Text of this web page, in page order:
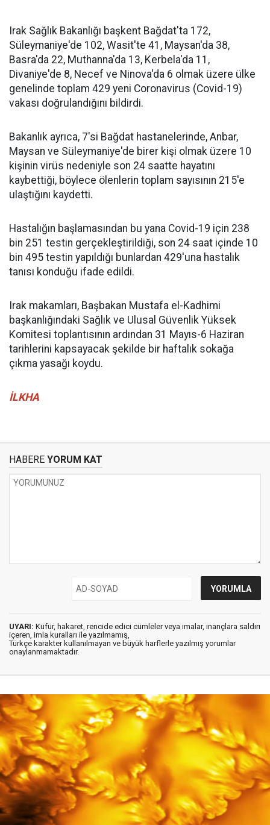
Irak Sağlık Bakanlığı başkent Bağdat'ta 172,
Süleymaniye'de 102, Wasit'te 41, Maysan'da 38,
Basra'da 22, Muthanna'da 13, Kerbela'da 11,
Divaniye'de 8, Necef ve Ninova'da 6 olmak üzere ülke
genelinde toplam 429 yeni Coronavirus (Covid-19)
vakası doğrulandığını bildirdi.
Bakanlık ayrıca, 7'si Bağdat hastanelerinde, Anbar,
Maysan ve Süleymaniye'de birer kişi olmak üzere 10
kişinin virüs nedeniyle son 24 saatte hayatını
kaybettiği, böylece ölenlerin toplam sayısının 215'e
ulaştığını kaydetti.
Hastalığın başlamasından bu yana Covid-19 için 238
bin 251 testin gerçekleştirildiği, son 24 saat içinde 10
bin 495 testin yapıldığı bunlardan 429'una hastalık
tanısı konduğu ifade edildi.
Irak makamları, Başbakan Mustafa el-Kadhimi
başkanlığındaki Sağlık ve Ulusal Güvenlik Yüksek
Komitesi toplantısının ardından 31 Mayıs-6 Haziran
tarihlerini kapsayacak şekilde bir haftalık sokağa
çıkma yasağı koydu.
İLKHA
HABERE YORUM KAT
UYARI: Küfür, hakaret, rencide edici cümleler veya imalar, inançlara saldırı
içeren, imla kuralları ile yazılmamış,
Türkçe karakter kullanılmayan ve büyük harflerle yazılmış yorumlar
onaylanmamaktadır.